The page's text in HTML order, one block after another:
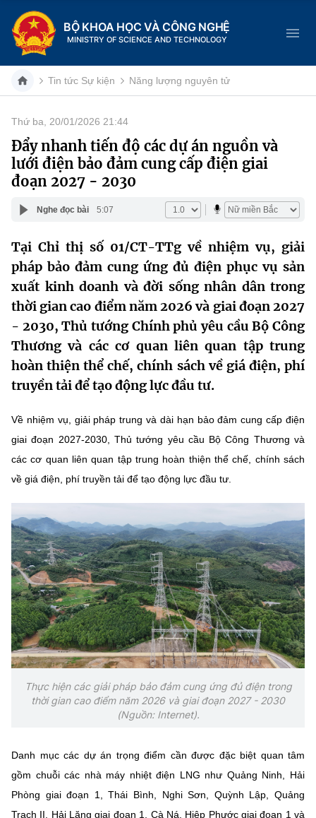
BỘ KHOA HỌC VÀ CÔNG NGHỆ
MINISTRY OF SCIENCE AND TECHNOLOGY
Danh mục
Trang chủ
Cơ cấu tổ chức
Lịch sử phát triển
Sở Khoa học và Công nghệ
Khoa học và Công nghệ
Đổi mới sáng tạo
Chuyển đổi số
Bưu chính, Viễn thông
Tiêu chuẩn, đo lường, chất lượng
Năng lượng nguyên tử
Tin địa phương
Dịch vụ công
Hệ thống văn bản
Văn bản QPPL
Văn bản chỉ đạo điều hành
MST IOFFICE
THỐNG KÊ
Chuyển đổi số
Bưu chính, Viễn thông
Sở hữu trí tuệ
Tiêu chuẩn, đo lường, chất lượng
Năng lượng nguyên tử
Multimedia
THƯ ĐIỆN TỬ
Khác
Videos
Infographic
Ảnh
Voice
Nhiệm vụ trọng tâm
Chọn ngôn ngữ
Vietnamese English
MINISTRY OF SCIENCE AND TECHNOLOGY
Điều khoản sử dụng Theo dõi MST: Góp ý
Tin tức Sự kiện Năng lượng nguyên tử
Thứ ba, 20/01/2026 21:44
Đẩy nhanh tiến độ các dự án nguồn và
lưới điện bảo đảm cung cấp điện giai
đoạn 2027 - 2030
Nghe đọc bài 5:07
Tại Chỉ thị số 01/CT-TTg về nhiệm vụ, giải
pháp bảo đảm cung ứng đủ điện phục vụ sản
xuất kinh doanh và đời sống nhân dân trong
thời gian cao điểm năm 2026 và giai đoạn 2027
- 2030, Thủ tướng Chính phủ yêu cầu Bộ Công
Thương và các cơ quan liên quan tập trung
hoàn thiện thể chế, chính sách về giá điện, phí
truyền tải để tạo động lực đầu tư.
Về nhiệm vụ, giải pháp trung và dài hạn bảo đảm cung cấp điện
giai đoạn 2027-2030, Thủ tướng yêu cầu Bộ Công Thương và
các cơ quan liên quan tập trung hoàn thiện thể chế, chính sách
về giá điện, phí truyền tải để tạo động lực đầu tư.
Thực hiện các giải pháp bảo đảm cung ứng đủ điện trong
thời gian cao điểm năm 2026 và giai đoạn 2027 - 2030
(Nguồn: Internet).
Danh mục các dự án trọng điểm cần được đặc biệt quan tâm
gồm chuỗi các nhà máy nhiệt điện LNG như Quảng Ninh, Hải
Phòng giai đoạn 1, Thái Bình, Nghi Sơn, Quỳnh Lập, Quảng
Trạch II, Hải Lăng giai đoạn 1, Cà Ná, Hiệp Phước giai đoạn 1 và